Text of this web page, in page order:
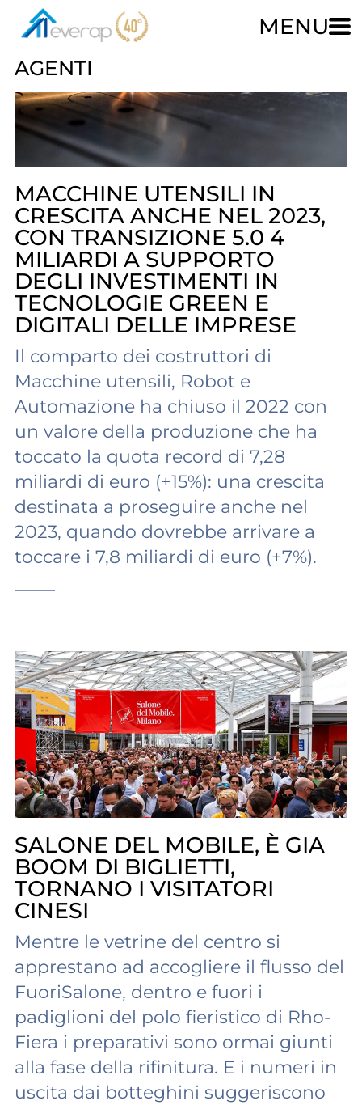
MENU
AGENTI
MACCHINE UTENSILI IN
CRESCITA ANCHE NEL 2023,
CON TRANSIZIONE 5.0 4
MILIARDI A SUPPORTO
DEGLI INVESTIMENTI IN
TECNOLOGIE GREEN E
DIGITALI DELLE IMPRESE
Il comparto dei costruttori di
Macchine utensili, Robot e
Automazione ha chiuso il 2022 con
un valore della produzione che ha
toccato la quota record di 7,28
miliardi di euro (+15%): una crescita
destinata a proseguire anche nel
2023, quando dovrebbe arrivare a
toccare i 7,8 miliardi di euro (+7%).
——
SALONE DEL MOBILE, È GIA
BOOM DI BIGLIETTI,
TORNANO I VISITATORI
CINESI
Mentre le vetrine del centro si
apprestano ad accogliere il flusso del
FuoriSalone, dentro e fuori i
padiglioni del polo fieristico di Rho-
Fiera i preparativi sono ormai giunti
alla fase della rifinitura. E i numeri in
uscita dai botteghini suggeriscono